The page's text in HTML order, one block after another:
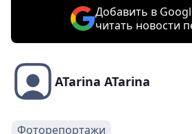
Добавить в
читать новости
ATarina ATarina
Фоторепортажи